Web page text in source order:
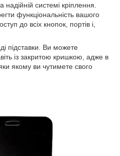
системі кріплення.
функціональність вашого
до всіх кнопок, портів і,
підставки. Ви можете
із закритою кришкою, адже в
якому ви чутимете свого